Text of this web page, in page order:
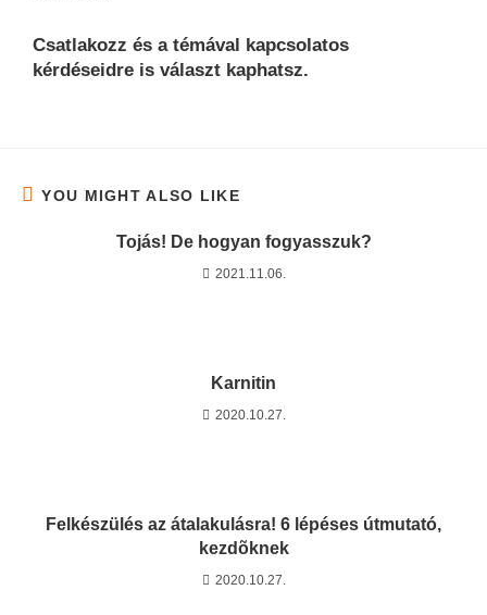
Csatlakozz és a témával kapcsolatos
kérdéseidre is választ kaphatsz.
YOU MIGHT ALSO LIKE
Tojás! De hogyan fogyasszuk?
2021.11.06.
Karnitin
2020.10.27.
Felkészülés az átalakulásra! 6 lépéses útmutató,
kezdõknek
2020.10.27.